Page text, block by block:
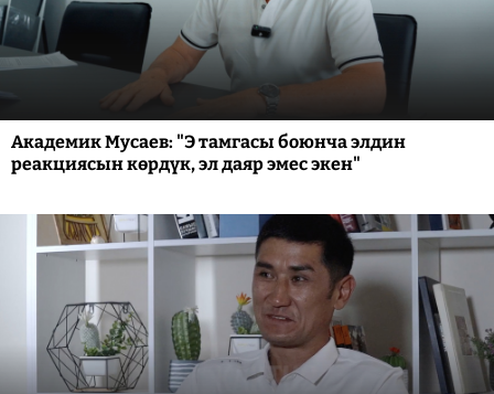
Академик Мусаев: "Э тамгасы боюнча элдин
реакциясын көрдүк, эл даяр эмес экен"